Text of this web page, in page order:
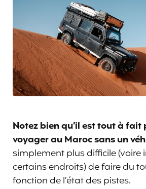
Notez bien qu’il est tout à fait
voyager au Maroc sans un
simplement plus difficile (voire
certains endroits) de faire du
fonction de l’état des pistes.